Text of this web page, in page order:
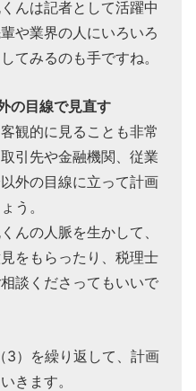
んは記者として活躍中
や業界の人にいろいろ
てみるのも手ですね。
の目線で見直す
観的に見ることも非常
引先や金融機関、従業
外の目線に立って計画
う。
んの人脈を生かして、
をもらったり、税理士
談くださってもいいで
3）を繰り返して、計画
きます。